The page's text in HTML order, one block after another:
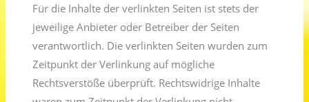
Für die Inhalte der verlinkten Seiten ist stets der
jeweilige Anbieter oder Betreiber der Seiten
verantwortlich. Die verlinkten Seiten wurden zum
Zeitpunkt der Verlinkung auf mögliche
Rechtsverstöße überprüft. Rechtswidrige Inhalte